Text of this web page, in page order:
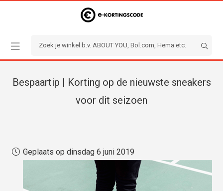
Bespaartip | Korting op de nieuwste sneakers
voor dit seizoen
Geplaats op dinsdag 6 juni 2019